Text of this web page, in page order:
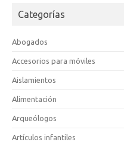
Categorías
Abogados
Accesorios para móviles
Aislamientos
Alimentación
Arqueólogos
Artículos infantiles